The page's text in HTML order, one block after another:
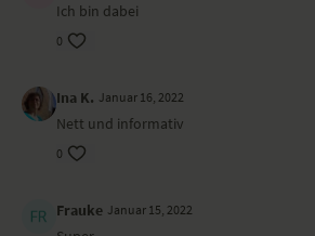
Ich bin dabei
0
Ina K. Januar 16, 2022
Nett und informativ
0
Frauke Januar 15, 2022